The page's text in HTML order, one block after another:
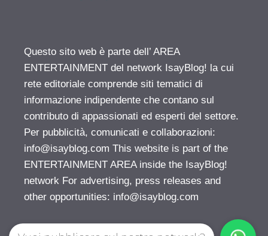
Questo sito web è parte dell’ AREA
ENTERTAINMENT del network IsayBlog! la cui
rete editoriale comprende siti tematici di
informazione indipendente che contano sul
contributo di appassionati ed esperti del settore.
Per pubblicità, comunicati e collaborazioni:
info@isayblog.com This website is part of the
ENTERTAINMENT AREA inside the IsayBlog!
network For advertising, press releases and
other opportunities: info@isayblog.com